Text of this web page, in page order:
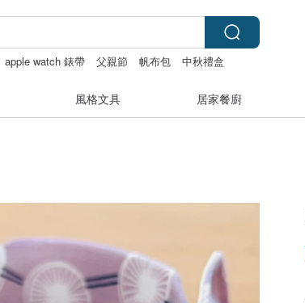
apple watch 錶帶 父親節 帆布包
中秋禮盒
風格文具 居家餐廚